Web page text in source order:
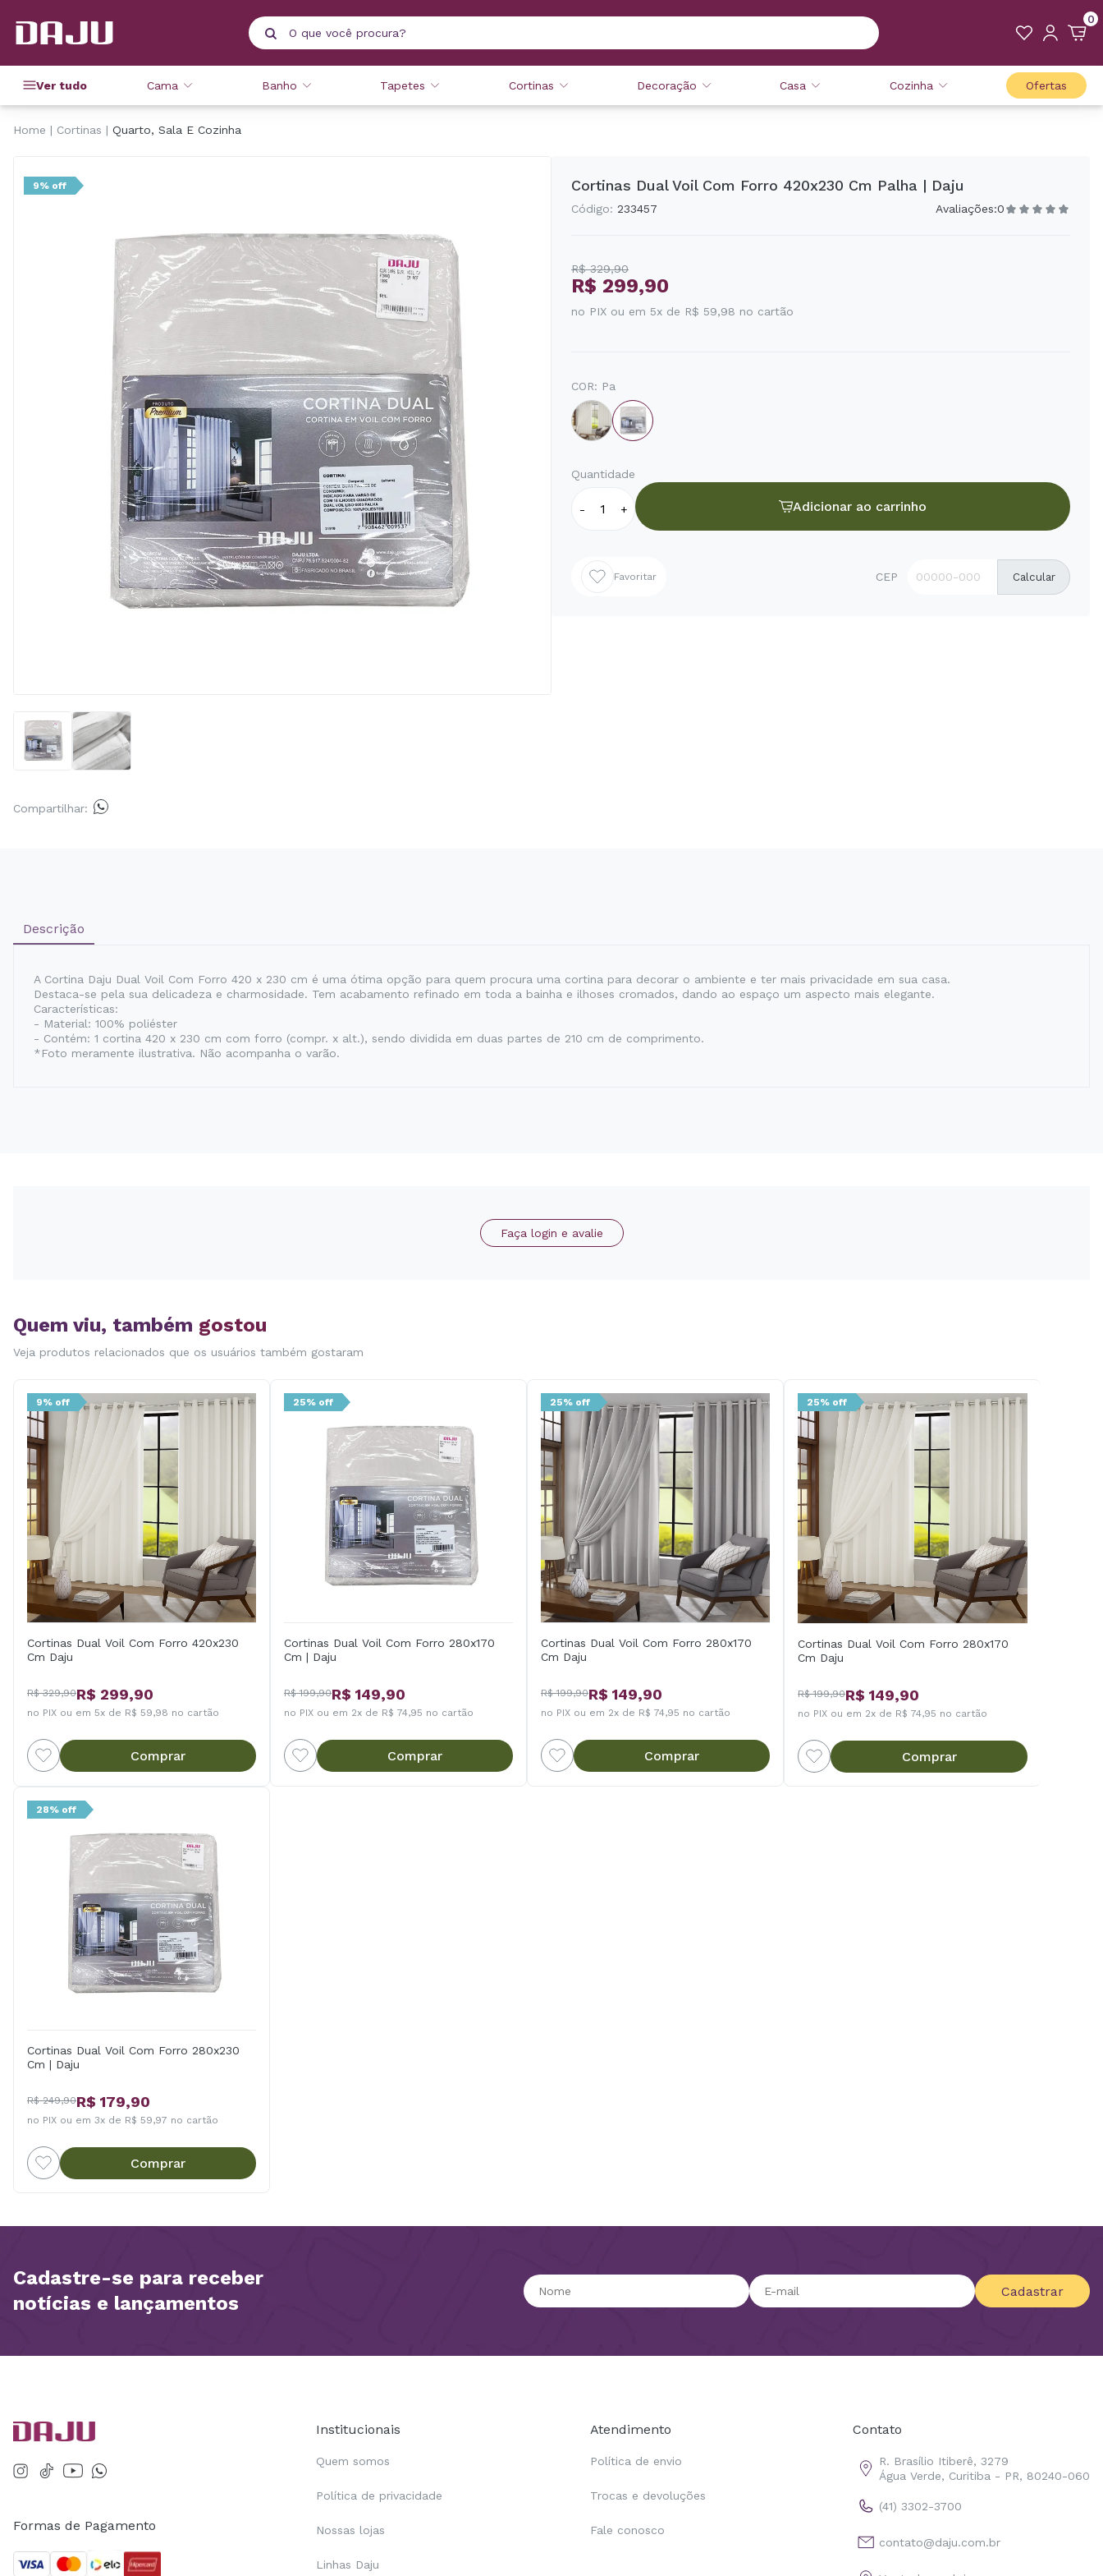
0
Ver tudo Cama Banho Tapetes Cortinas Decoração Casa Cozinha Ofertas
Home Cortinas Quarto, Sala E Cozinha
9% off
Compartilhar:
Cortinas Dual Voil Com Forro 420x230 Cm Palha | Daju
Código: 233457 Avaliações:0
R$ 329,90
R$ 299,90
no PIX ou em 5x de R$ 59,98 no cartão
COR: Pa
Quantidade
- + Adicionar ao carrinho
Favoritar CEP Calcular
Descrição
A Cortina Daju Dual Voil Com Forro 420 x 230 cm é uma ótima opção para quem procura uma cortina para decorar o ambiente e ter mais privacidade em sua casa.
Destaca-se pela sua delicadeza e charmosidade. Tem acabamento refinado em toda a bainha e ilhoses cromados, dando ao espaço um aspecto mais elegante.
Características:
- Material: 100% poliéster
- Contém: 1 cortina 420 x 230 cm com forro (compr. x alt.), sendo dividida em duas partes de 210 cm de comprimento.
*Foto meramente ilustrativa. Não acompanha o varão.
Faça login e avalie
Quem viu, também gostou
Veja produtos relacionados que os usuários também gostaram
9% off
Cortinas Dual Voil Com Forro 420x230
Cm Daju
R$ 329,90R$ 299,90
no PIX ou em 5x de R$ 59,98 no cartão
Comprar
25% off
Cortinas Dual Voil Com Forro 280x170
Cm | Daju
R$ 199,90R$ 149,90
no PIX ou em 2x de R$ 74,95 no cartão
Comprar
25% off
Cortinas Dual Voil Com Forro 280x170
Cm Daju
R$ 199,90R$ 149,90
no PIX ou em 2x de R$ 74,95 no cartão
Comprar
25% off
Cortinas Dual Voil Com Forro 280x170
Cm Daju
R$ 199,90R$ 149,90
no PIX ou em 2x de R$ 74,95 no cartão
Comprar
28% off
Cortinas Dual Voil Com Forro 280x230
Cm | Daju
R$ 249,90R$ 179,90
no PIX ou em 3x de R$ 59,97 no cartão
Comprar
Cadastre-se para receber
notícias e lançamentos
Cadastrar
Formas de Pagamento
Institucionais
Quem somos
Política de privacidade
Nossas lojas
Linhas Daju
Atendimento
Política de envio
Trocas e devoluções
Fale conosco
Contato
R. Brasílio Itiberê, 3279
Água Verde, Curitiba - PR, 80240-060
(41) 3302-3700
contato@daju.com.br